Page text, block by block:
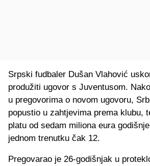
Srpski fudbaler Dušan Vlahović
produžiti ugovor s Juventusom.
u pregovorima o novom ugovoru,
popustio u zahtjevima prema klubu,
platu od sedam miliona eura
jednom trenutku čak 12.
Pregovarao je 26-godišnjak u